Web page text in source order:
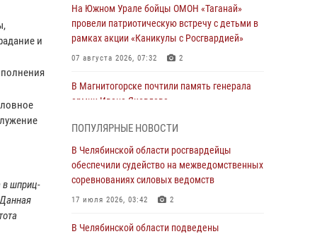
и
в шприц-
На Южном Урале бойцы ОМОН «Таганай»
провели патриотическую встречу с детьми в
рамках акции «Каникулы с Росгвардией»
07 августа 2026, 07:32 2
В Магнитогорске почтили память генерала
армии Ивана Яковлева
В Магнитогорске сотрудники Росгвардии
задержали рецидивиста за хищение алкоголя
из супермаркета
05 августа 2026, 06:06
На Южном Урале спецназ Росгвардии провел
ПОПУЛЯРНЫЕ НОВОСТИ
В Челябинской области росгвардейцы
обеспечили судейство на межведомственных
соревнованиях силовых ведомств
17 июля 2026, 03:42 2
В Челябинской области подведены